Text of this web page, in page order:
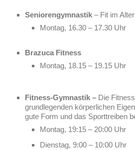
Seniorengymnastik – Fit im Alter
Montag, 16.30 – 17.30 Uhr
Brazuca Fitness
Montag, 18.15 – 19.15 Uhr
Fitness-Gymnastik – Die
grundlegenden körperlichen
gute Form und das Sporttreiben
Montag, 19:15 – 20:00 Uhr
Dienstag, 9:00 – 10:00 Uhr